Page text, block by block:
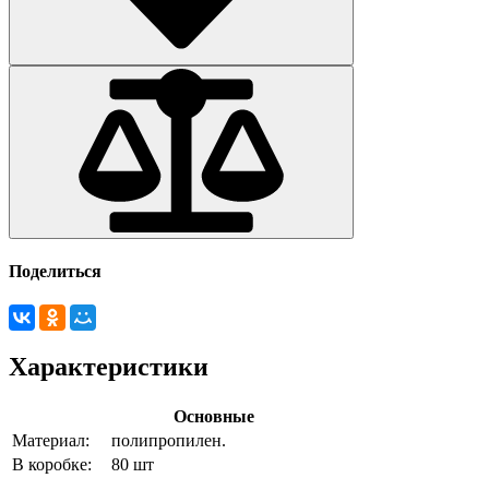
Поделиться
Характеристики
Основные
Материал:
полипропилен.
В коробке:
80 шт